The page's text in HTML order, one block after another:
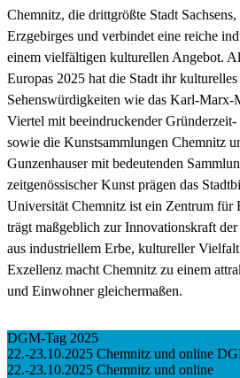
Chemnitz, die drittgrößte Stadt
Erzgebirges und verbindet eine reiche
einem vielfältigen kulturellen Angebot.
Europas 2025 hat die Stadt ihr
Sehenswürdigkeiten wie das Karl-Marx-
Viertel mit beeindruckender
sowie die Kunstsammlungen Chemnitz
Gunzenhauser mit bedeutenden
zeitgenössischer Kunst prägen das
Universität Chemnitz ist ein Zentrum für
trägt maßgeblich zur Innovationskraft
aus industriellem Erbe, kultureller
Exzellenz macht Chemnitz zu einem
und Einwohner gleichermaßen.
DGM-Tag 2025
22.-23.10.2025 Chemnitz und online
22.-23.10.2025 Chemnitz und online